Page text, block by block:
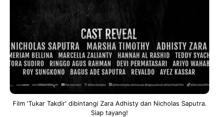
Film 'Tukar Takdir' dibintangi Zara Adhisty dan Nicholas Saputra.
Siap tayang!